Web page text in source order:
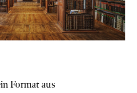
Format aus